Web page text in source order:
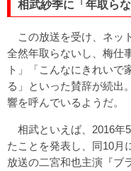
相武紗季に「年取ら
この放送を受け、ネッ
全然年取らないし、梅仕
ト」「こんなにきれいで
る」といった賛辞が続出
響を呼んでいるようだ。
相武といえば、2016年
たことを発表し、同10月
放送の二宮和也主演『ブ